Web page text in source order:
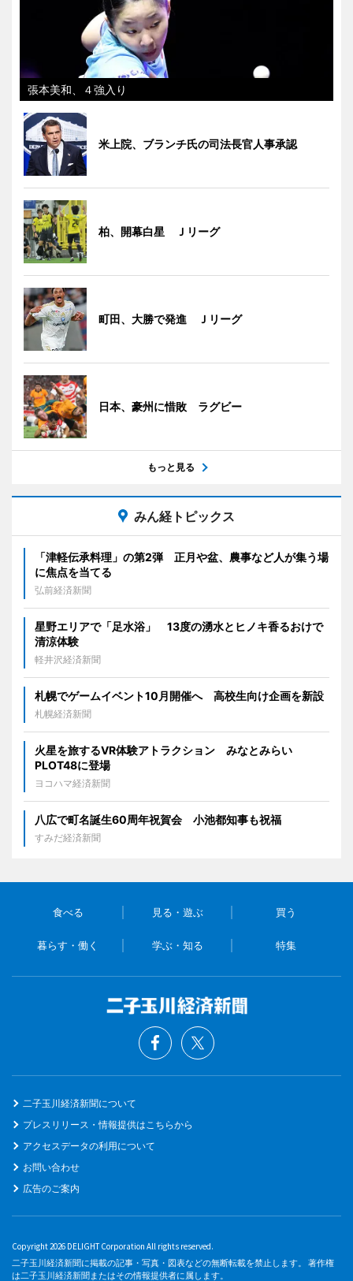
張本美和、４強入り
米上院、ブランチ氏の司法長官人事承認
柏、開幕白星 Ｊリーグ
町田、大勝で発進 Ｊリーグ
日本、豪州に惜敗 ラグビー
もっと見る
みん経トピックス
「津軽伝承料理」の第2弾 正月や盆、農事など人が集う場
に焦点を当てる
弘前経済新聞
星野エリアで「足水浴」 13度の湧水とヒノキ香るおけで
清涼体験
軽井沢経済新聞
札幌でゲームイベント10月開催へ 高校生向け企画を新設
札幌経済新聞
火星を旅するVR体験アトラクション みなとみらい
PLOT48に登場
ヨコハマ経済新聞
八広で町名誕生60周年祝賀会 小池都知事も祝福
すみだ経済新聞
食べる 見る・遊ぶ 買う
暮らす・働く 学ぶ・知る 特集
二子玉川経済新聞について
プレスリリース・情報提供はこちらから
アクセスデータの利用について
お問い合わせ
広告のご案内
Copyright 2026 DELIGHT Corporation All rights reserved.
二子玉川経済新聞に掲載の記事・写真・図表などの無断転載を禁止します。 著作権
は二子玉川経済新聞またはその情報提供者に属します。